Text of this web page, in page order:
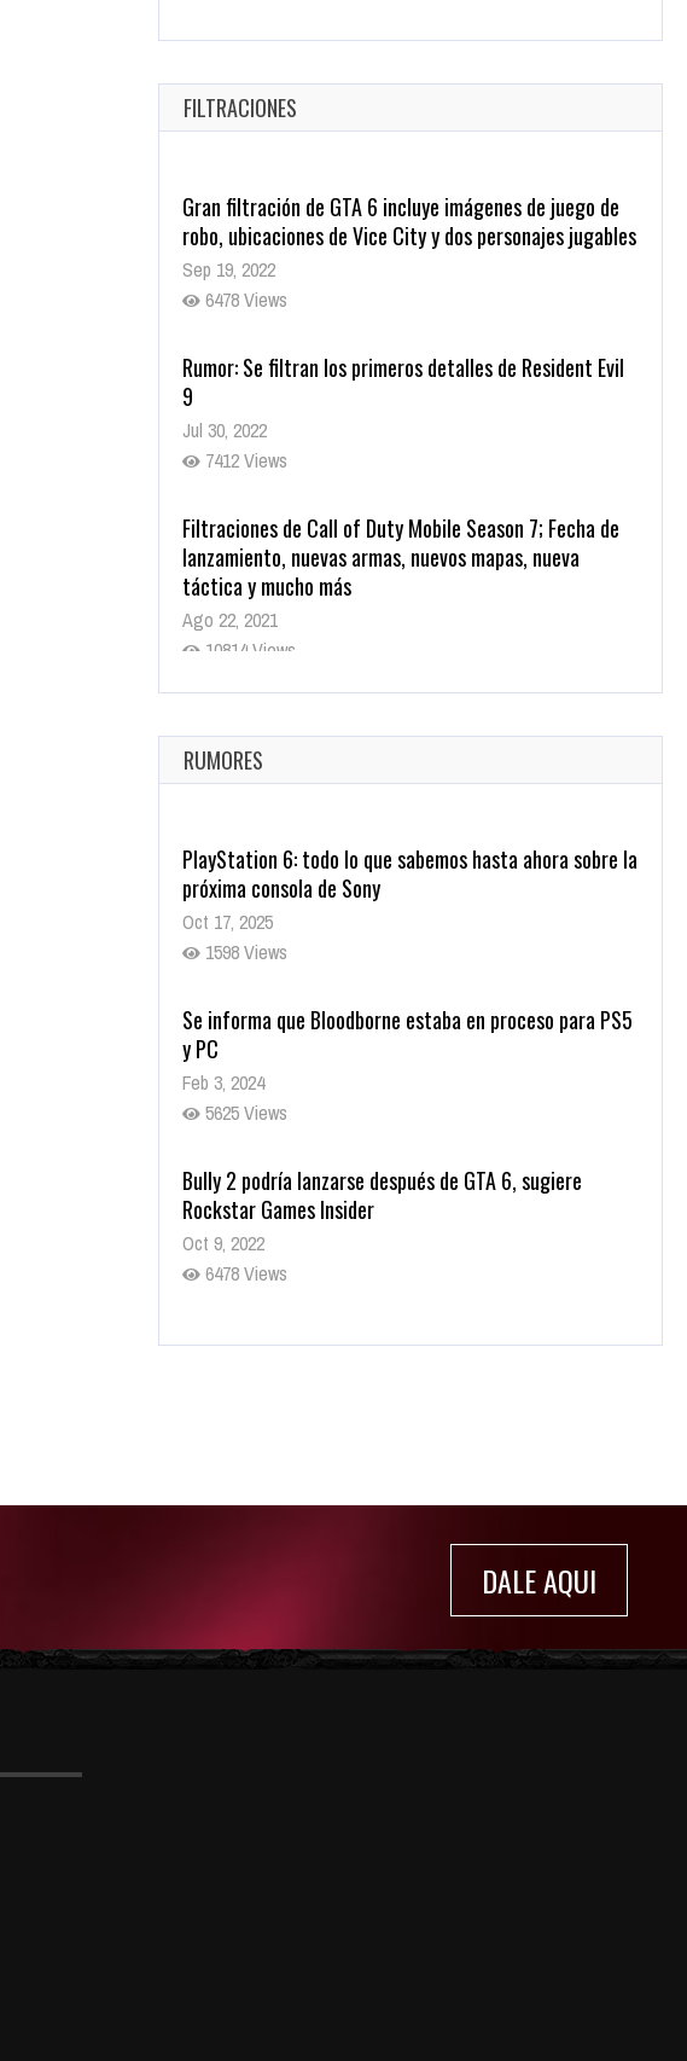
Revive el terror: El conjuro 4: Últimos ritos ya está
Oct 20, 2025
1375 Views
FILTRACIONES
Gran filtración de GTA 6 incluye imágenes de juego de
robo, ubicaciones de Vice City y dos personajes jugables
Sep 19, 2022
6478 Views
Rumor: Se filtran los primeros detalles de Resident Evil
9
Jul 30, 2022
7412 Views
Filtraciones de Call of Duty Mobile Season 7; Fecha de
lanzamiento, nuevas armas, nuevos mapas, nueva
táctica y mucho más
Ago 22, 2021
10814 Views
La configuración de Call of Duty 2021 aparentemente
Ago 8, 2021
9998 Views
RUMORES
PlayStation 6: todo lo que sabemos hasta ahora sobre la
próxima consola de Sony
Oct 17, 2025
1598 Views
Se informa que Bloodborne estaba en proceso para PS5
y PC
Feb 3, 2024
5625 Views
Bully 2 podría lanzarse después de GTA 6, sugiere
Rockstar Games Insider
Oct 9, 2022
6478 Views
Rumor: Se filtran los primeros detalles de Resident Evil
DALE AQUI